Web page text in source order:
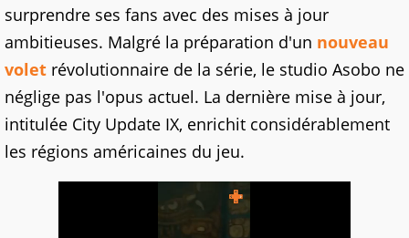
surprendre ses fans avec des mises à jour
ambitieuses. Malgré la préparation d'un nouveau
volet révolutionnaire de la série, le studio Asobo ne
néglige pas l'opus actuel. La dernière mise à jour,
intitulée City Update IX, enrichit considérablement
les régions américaines du jeu.